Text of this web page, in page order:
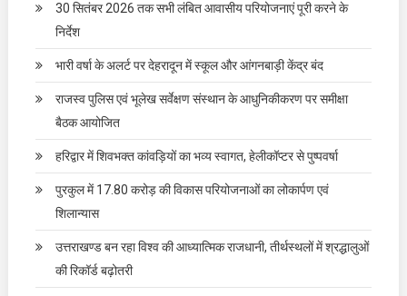
30 सितंबर 2026 तक सभी लंबित आवासीय परियोजनाएं पूरी करने के
निर्देश
भारी वर्षा के अलर्ट पर देहरादून में स्कूल और आंगनबाड़ी केंद्र बंद
राजस्व पुलिस एवं भूलेख सर्वेक्षण संस्थान के आधुनिकीकरण पर समीक्षा
बैठक आयोजित
हरिद्वार में शिवभक्त कांवड़ियों का भव्य स्वागत, हेलीकॉप्टर से पुष्पवर्षा
पुरकुल में 17.80 करोड़ की विकास परियोजनाओं का लोकार्पण एवं
शिलान्यास
उत्तराखण्ड बन रहा विश्व की आध्यात्मिक राजधानी, तीर्थस्थलों में श्रद्धालुओं
की रिकॉर्ड बढ़ोतरी